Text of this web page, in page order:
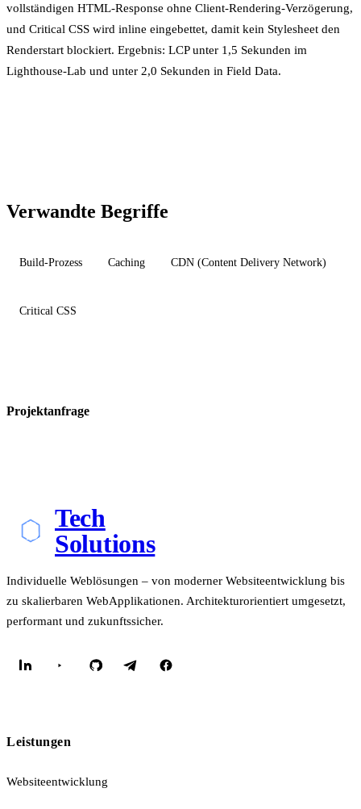
vollständigen HTML-Response ohne Client-Rendering-Verzögerung,
und Critical CSS wird inline eingebettet, damit kein Stylesheet den
Renderstart blockiert. Ergebnis: LCP unter 1,5 Sekunden im
Lighthouse-Lab und unter 2,0 Sekunden in Field Data.
Verwandte Begriffe
Build-Prozess Caching CDN (Content Delivery Network)
Critical CSS
Projektanfrage
Tech
Solutions
Individuelle Weblösungen – von moderner Websiteentwicklung bis
zu skalierbaren WebApplikationen. Architekturorientiert umgesetzt,
performant und zukunftssicher.
Leistungen
Websiteentwicklung